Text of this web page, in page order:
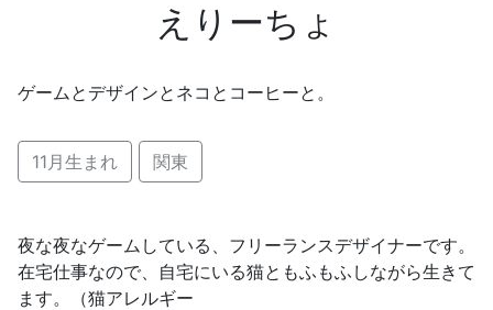
えりーちょ
ゲームとデザインとネコとコーヒーと。
11月生まれ 関東
夜な夜なゲームしている、フリーランスデザイナーです。
在宅仕事なので、自宅にいる猫ともふもふしながら生きて
ます。（猫アレルギー